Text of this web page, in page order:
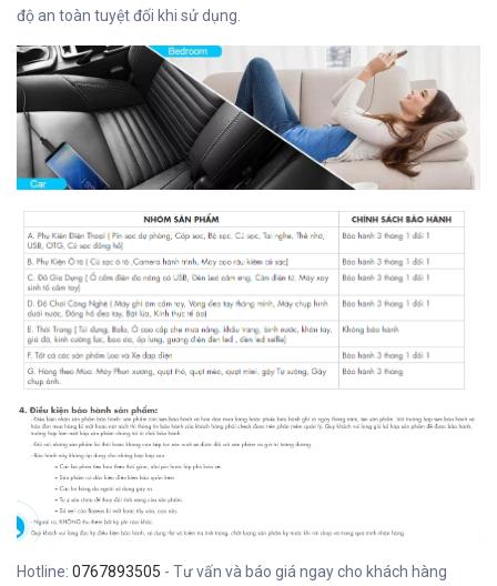
độ an toàn tuyệt đối khi sử dụng.
Hotline: 0767893505 - Tư vấn và báo giá ngay cho khách hàng